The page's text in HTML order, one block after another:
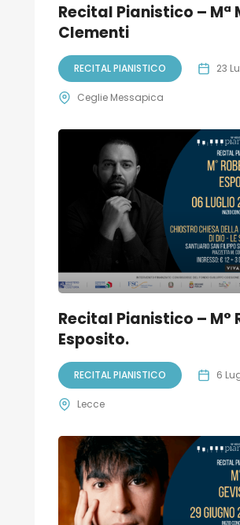
Recital Pianistico – Mª
Clementi
RECITAL PIANISTICO 23
Ceglie Messapica
Recital Pianistico – M°
Esposito.
RECITAL PIANISTICO 6
Lecce